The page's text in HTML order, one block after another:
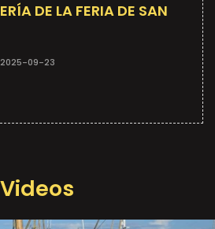
DE LA FERIA DE SAN
2025-09-23